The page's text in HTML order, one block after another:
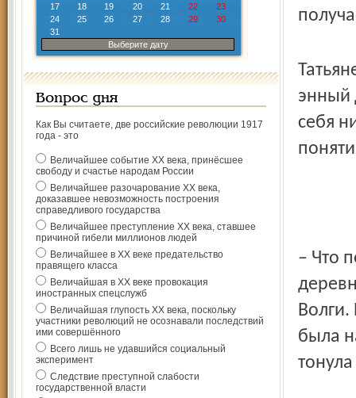
17
18 19 20 21 22
23
24
25 26 27 28 29
30
31
Выберите дату
Вопрос дня
Как Вы считаете, две российские революции 1917
года - это
Величайшее событие ХХ века, принёсшее
свободу и счастье народам России
Величайшее разочарование ХХ века,
доказавшее невозможность построения
справедливого государства
Величайшее преступление ХХ века, ставшее
причиной гибели миллионов людей
Величайшее в ХХ веке предательство
правящего класса
Величайшая в ХХ веке провокация
иностранных спецслужб
Величайшая глупость ХХ века, поскольку
участники революций не осознавали последствий
ими совершённого
Всего лишь не удавшийся социальный
эксперимент
Следствие преступной слабости
государственной власти
энный
себя
– Что
Волги.
была